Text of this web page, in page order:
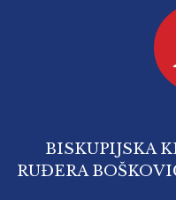
BISKUPIJSKA
RUĐERA